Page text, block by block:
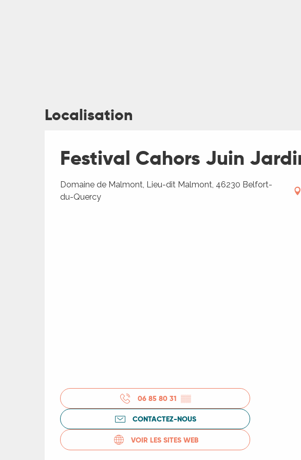
Localisation
Festival Cahors Juin
Domaine de Malmont, Lieu-dit Malmont, 46230 Belfort-
du-Quercy
06 85 80 31 ▒▒
CONTACTEZ-NOUS
VOIR LES SITES WEB